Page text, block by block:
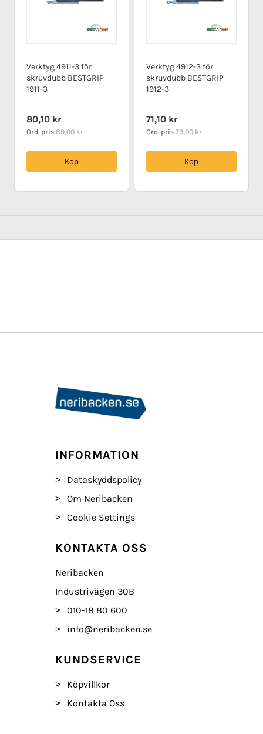
Verktyg 4911-3 för
skruvdubb BESTGRIP
1911-3
Special
Price
80,10 kr
Ord. pris 89,00 kr
Köp
Verktyg 4912-3 för
skruvdubb BESTGRIP
1912-3
Special
Price
71,10 kr
Ord. pris 79,00 kr
Köp
INFORMATION
Dataskyddspolicy
Om Neribacken
Cookie Settings
KONTAKTA OSS
Neribacken
Industrivägen 30B
010-18 80 600
info@neribacken.se
KUNDSERVICE
Köpvillkor
Kontakta Oss